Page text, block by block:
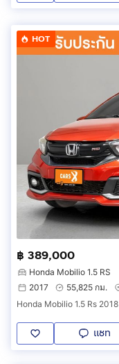
HOT
฿ 389,000
Honda Mobilio 1.5 RS
2017
55,825 กม.
Honda Mobilio 1.5 Rs
แชท